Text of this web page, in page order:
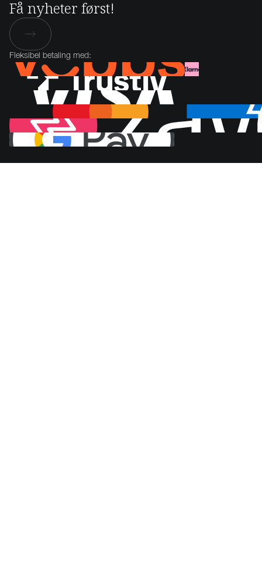
Få nyheter først!
Fleksibel betaling med: